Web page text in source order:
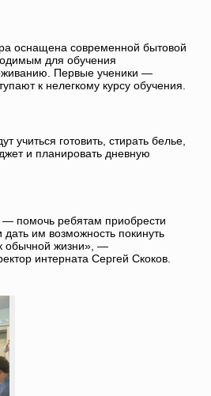
оснащена современной бытовой
для обучения
Первые ученики —
к нелегкому курсу обучения.
учиться готовить, стирать белье,
и планировать дневную
помочь ребятам приобрести
им возможность покинуть
обычной жизни», —
интерната Сергей Скоков.